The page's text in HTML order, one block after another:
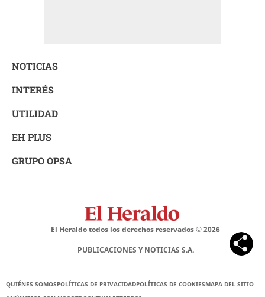
NOTICIAS
INTERÉS
UTILIDAD
EH PLUS
GRUPO OPSA
El Heraldo todos los derechos reservados ©2026
PUBLICACIONES Y NOTICIAS S.A.
QUIÉNES SOMOSPOLÍTICAS DE PRIVACIDADPOLÍTICAS DE COOKIESMAPA DEL SITIO